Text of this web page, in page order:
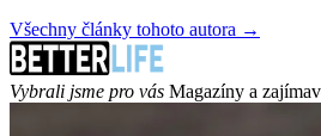
Všechny články tohoto autora →
Vybrali jsme pro vás Magazíny a